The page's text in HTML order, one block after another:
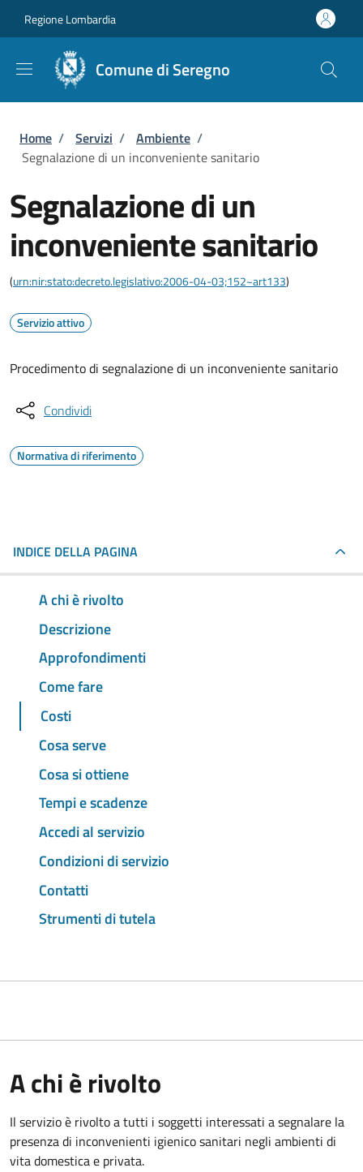
Regione Lombardia
Comune di Seregno
Briciole di pane
Home / Servizi / Ambiente /
Segnalazione di un inconveniente sanitario
Segnalazione di un
inconveniente sanitario
(urn:nir:stato:decreto.legislativo:2006-04-03;152~art133)
Servizio attivo
Procedimento di segnalazione di un inconveniente sanitario
Condividi
Normativa di riferimento
INDICE DELLA PAGINA
A chi è rivolto
Descrizione
Approfondimenti
Come fare
Costi
Cosa serve
Cosa si ottiene
Tempi e scadenze
Accedi al servizio
Condizioni di servizio
Contatti
Strumenti di tutela
A chi è rivolto
Il servizio è rivolto a tutti i soggetti interessati a segnalare la
presenza di inconvenienti igienico sanitari negli ambienti di
vita domestica e privata.